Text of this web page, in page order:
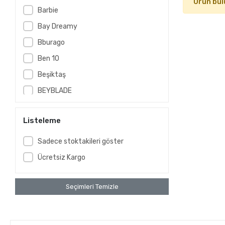
Barbie
Bay Dreamy
Bburago
Ben 10
Beşiktaş
BEYBLADE
CARS
CLEMENTONI
Club Petz Funny
Cry Babies
Listeleme
Sadece stoktakileri göster
Ücretsiz Kargo
Seçimleri Temizle
Ürün